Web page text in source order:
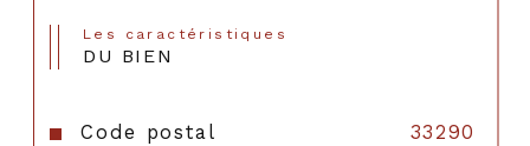
Les caractéristiques
DU BIEN
Code postal 33290